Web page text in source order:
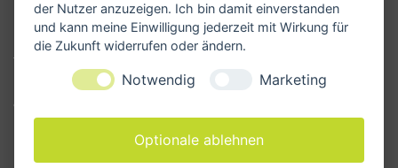
KONTAKT
Yogamanufaktur - Andreas Kunze
Erbsengäßchen 4
91541 Rothenburg ob der Tauber
der Nutzer anzuzeigen. Ich bin damit einverstanden
und kann meine Einwilligung jederzeit mit Wirkung für
die Zukunft widerrufen oder ändern.
Notwendig Marketing
Optionale ablehnen